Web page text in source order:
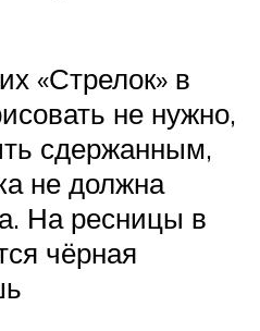
«Стрелок» в
не нужно,
сдержанным,
не должна
На ресницы в
чёрная